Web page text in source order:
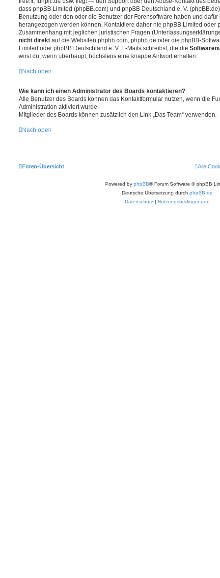
dass phpBB Limited (phpBB.com) und phpBB Deutschland e. V.
Benutzung oder den oder die Benutzer der Forensoftware haben und
herangezogen werden können. Kontaktiere daher nie phpBB Limited oder
Zusammenhang mit jeglichen juristischen Fragen
nicht direkt auf die Websiten phpbb.com, phpbb.de oder die phpBB-
Limited oder phpBB Deutschland e. V. E-Mails schreibst, die die
wirst du, wenn überhaupt, höchstens eine knappe Antwort erhalten.
Nach oben
Wie kann ich einen Administrator des Boards kontaktieren?
Alle Benutzer des Boards können das Kontaktformular nutzen, wenn die
Administration aktiviert wurde.
Mitglieder des Boards können zusätzlich den Link „Das Team“ verwenden.
Nach oben
Foren-Übersicht Alle
Powered by phpBB® Forum Software © phpBB
Deutsche Übersetzung durch phpBB.de
Datenschutz | Nutzungsbedingungen